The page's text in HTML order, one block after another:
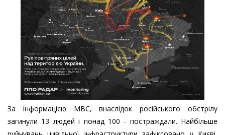
За інформацією МВС, внаслідок російського обстрілу
загинули 13 людей і понад 100 - постраждали. Найбільше